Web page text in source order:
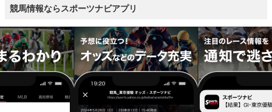
競馬情報ならスポーツナビアプリ